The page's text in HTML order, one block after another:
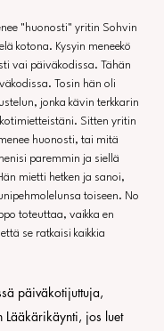
"huonosti" yritin Sohvin
kotona. Kysyin meneekö
vai päiväkodissa. Tähän
Tosin hän oli
jonka kävin terkkarin
Sitten yritin
huonosti, tai mitä
paremmin ja siellä
mietti hetken ja sanoi,
toiseen. No
toteuttaa, vaikka en
se ratkaisi kaikkia
päiväkotijuttuja,
Lääkärikäynti, jos luet